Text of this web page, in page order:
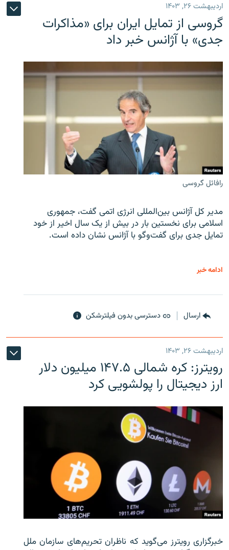
اردیبهشت ۲۶, ۱۴۰۳
گروسی از تمایل ایران برای «مذاکرات
جدی» با آژانس خبر داد
رافائل گروسی
مدیر کل آژانس بین‌المللی انرژی اتمی گفت، جمهوری
اسلامی برای نخستین بار در بیش از یک سال اخیر از خود
تمایل جدی برای گفت‌وگو با آژانس نشان داده است.
ادامه خبر
ارسال دسترسی بدون فیلترشکن
اردیبهشت ۲۶, ۱۴۰۳
رویترز: کره شمالی ۱۴۷.۵ میلیون دلار
ارز دیجیتال را پولشویی کرد
خبرگزاری رویترز می‌گوید که ناظران تحریم‌های سازمان ملل